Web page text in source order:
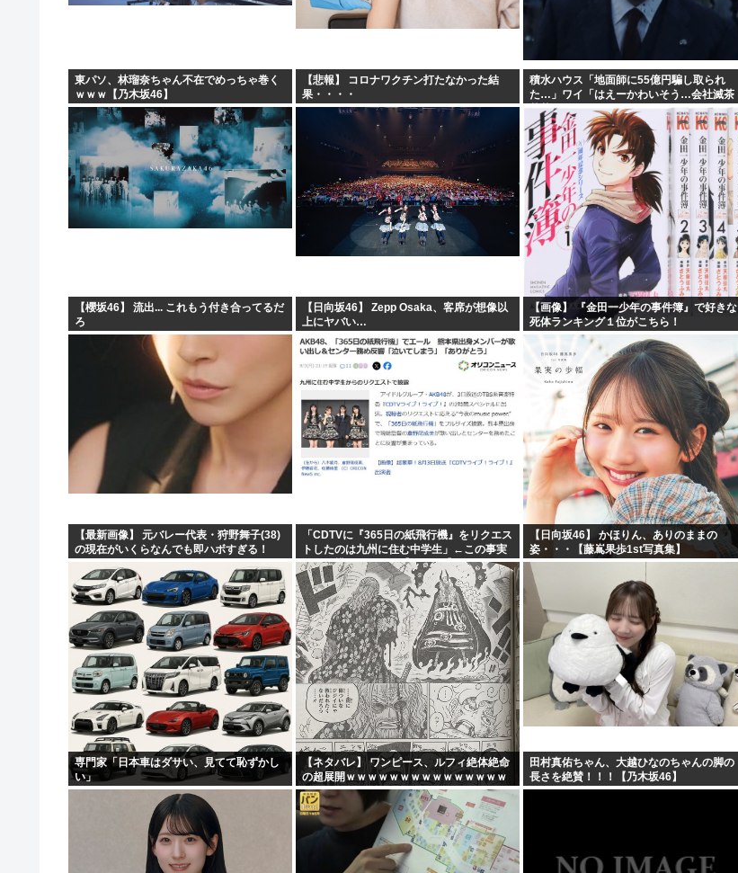
東パソ、林瑠奈ちゃん不在でめっちゃ巻く
ｗｗｗ【乃木坂46】
【悲報】 コロナワクチン打たなかった結
果・・・・
積水ハウス「地面師に55億円騙し取られ
た…」ワイ「はえーかわいそう…会社滅茶
苦茶やろなぁ」→
【櫻坂46】 流出... これもう付き合ってるだ
ろ
【日向坂46】 Zepp Osaka、客席が想像以
上にヤバい…
【画像】 『金田一少年の事件簿』で好きな
死体ランキング１位がこちら！
【最新画像】 元バレー代表・狩野舞子(38)
の現在がいくらなんでも即ハボすぎる！
「CDTVに『365日の紙飛行機』をリクエス
トしたのは九州に住む中学生」←この事実
って結構デカいよな【AKB48】
【日向坂46】 かほりん、ありのままの
姿・・・【藤嶌果歩1st写真集】
専門家「日本車はダサい、見てて恥ずかし
い」
【ネタバレ】 ワンピース、ルフィ絶体絶命
の超展開ｗｗｗｗｗｗｗｗｗｗｗｗｗｗｗ
ｗｗｗｗｗｗｗｗｗｗｗｗｗｗｗｗｗｗｗ
ｗｗｗｗｗｗｗｗｗｗｗ...
田村真佑ちゃん、大越ひなのちゃんの脚の
長さを絶賛！！！【乃木坂46】